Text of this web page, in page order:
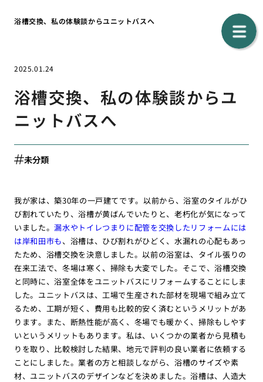
浴槽交換、私の体験談からユニットバスへ
2025.01.24
浴槽交換、私の体験談からユ
ニットバスへ
未分類
我が家は、築30年の一戸建てです。以前から、浴室のタイルがひ
び割れていたり、浴槽が黄ばんでいたりと、老朽化が気になって
いました。漏水やトイレつまりに配管を交換したリフォームには
は岸和田市も、浴槽は、ひび割れがひどく、水漏れの心配もあっ
たため、浴槽交換を決意しました。以前の浴室は、タイル張りの
在来工法で、冬場は寒く、掃除も大変でした。そこで、浴槽交換
と同時に、浴室全体をユニットバスにリフォームすることにしま
した。ユニットバスは、工場で生産された部材を現場で組み立て
るため、工期が短く、費用も比較的安く済むというメリットがあ
ります。また、断熱性能が高く、冬場でも暖かく、掃除もしやす
いというメリットもあります。私は、いくつかの業者から見積も
りを取り、比較検討した結果、地元で評判の良い業者に依頼する
ことにしました。業者の方と相談しながら、浴槽のサイズや素
材、ユニットバスのデザインなどを決めました。浴槽は、人造大